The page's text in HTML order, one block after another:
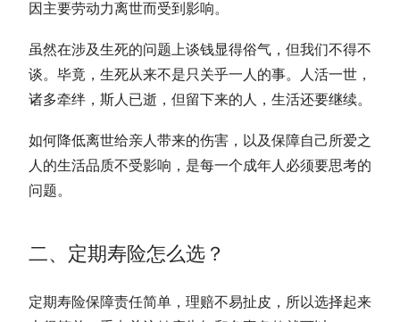
因主要劳动力离世而受到影响。
虽然在涉及生死的问题上谈钱显得俗气，但我们不得不
谈。毕竟，生死从来不是只关乎一人的事。人活一世，
诸多牵绊，斯人已逝，但留下来的人，生活还要继续。
如何降低离世给亲人带来的伤害，以及保障自己所爱之
人的生活品质不受影响，是每一个成年人必须要思考的
问题。
二、定期寿险怎么选？
定期寿险保障责任简单，理赔不易扯皮，所以选择起来